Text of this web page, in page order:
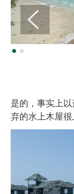
是的，事实上
弃的水上木屋